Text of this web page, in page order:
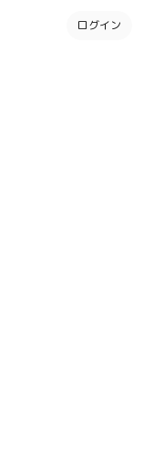
ログイン